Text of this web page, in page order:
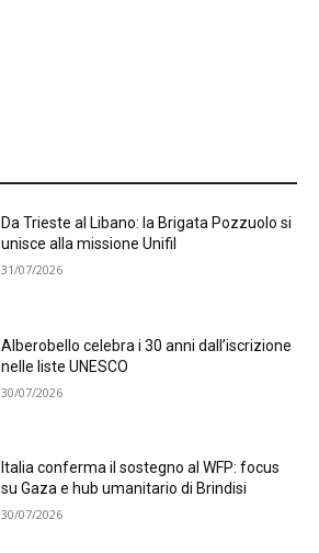
Da Trieste al Libano: la Brigata Pozzuolo si
unisce alla missione Unifil
31/07/2026
Alberobello celebra i 30 anni dall’iscrizione
nelle liste UNESCO
30/07/2026
Italia conferma il sostegno al WFP: focus
su Gaza e hub umanitario di Brindisi
30/07/2026